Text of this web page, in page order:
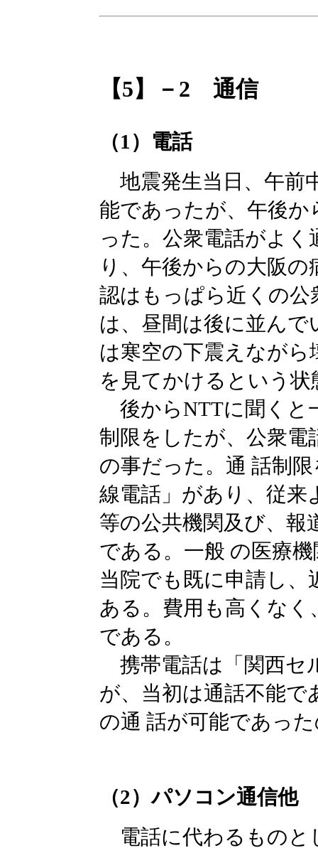
【5】－2 通信
（1）電話
地震発生当日、午前
能であったが、午後
った。公衆電話がよ
り、午後からの大阪
認はもっぱら近くの公
は、昼間は後に並ん
は寒空の下震えなが
を見てかけるという
後からNTTに聞くと
制限をしたが、公衆
の事だった。通 話制
線電話」があり、従来
等の公共機関及び、報
である。一般 の医療
当院でも既に申請し
ある。費用も高くな
である。
携帯電話は「関西セ
が、当初は通話不能で
の通 話が可能であっ
（2）パソコン通信他
電話に代わるものと